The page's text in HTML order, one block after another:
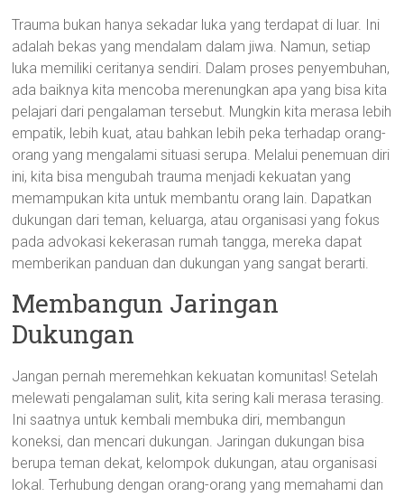
Trauma bukan hanya sekadar luka yang terdapat di luar. Ini
adalah bekas yang mendalam dalam jiwa. Namun, setiap
luka memiliki ceritanya sendiri. Dalam proses penyembuhan,
ada baiknya kita mencoba merenungkan apa yang bisa kita
pelajari dari pengalaman tersebut. Mungkin kita merasa lebih
empatik, lebih kuat, atau bahkan lebih peka terhadap orang-
orang yang mengalami situasi serupa. Melalui penemuan diri
ini, kita bisa mengubah trauma menjadi kekuatan yang
memampukan kita untuk membantu orang lain. Dapatkan
dukungan dari teman, keluarga, atau organisasi yang fokus
pada advokasi kekerasan rumah tangga, mereka dapat
memberikan panduan dan dukungan yang sangat berarti.
Membangun Jaringan
Dukungan
Jangan pernah meremehkan kekuatan komunitas! Setelah
melewati pengalaman sulit, kita sering kali merasa terasing.
Ini saatnya untuk kembali membuka diri, membangun
koneksi, dan mencari dukungan. Jaringan dukungan bisa
berupa teman dekat, kelompok dukungan, atau organisasi
lokal. Terhubung dengan orang-orang yang memahami dan